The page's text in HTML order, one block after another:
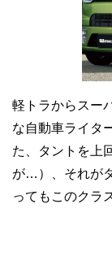
軽トラからスー
な自動車ライタ
た、タントを上
が…）、それが
ってもこのクラ